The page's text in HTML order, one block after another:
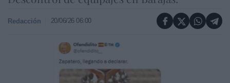
Redacción 20/06/26 06:00